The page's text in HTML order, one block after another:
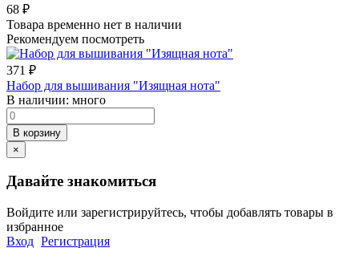
68 ₽
Товара временно нет в наличии
Рекомендуем посмотреть
371 ₽
Набор для вышивания "Изящная нота"
В наличии: много
В корзину
×
Давайте знакомиться
Войдите или зарегистрируйтесь, чтобы добавлять товары в
избранное
Вход Регистрация